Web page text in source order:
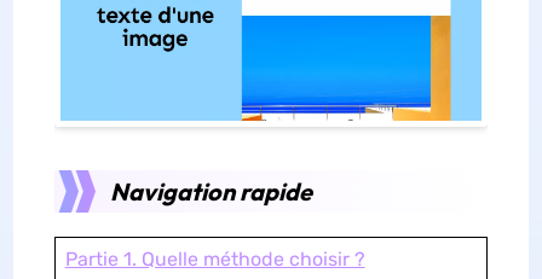
Navigation rapide
Partie 1. Quelle méthode choisir ?